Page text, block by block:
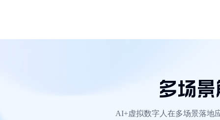
多场
AI+虚拟数字人在多场景落地